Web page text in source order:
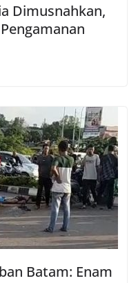
Dimusnahkan,
Batam: Enam